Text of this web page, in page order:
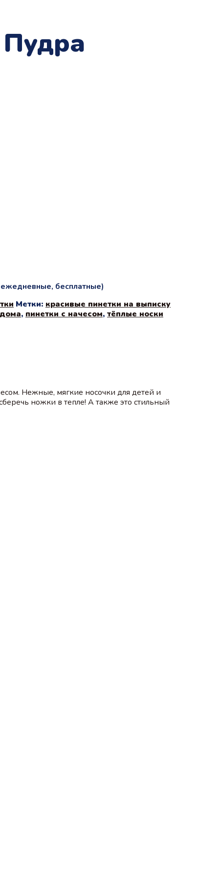
бесплатные)
Метки: красивые пинетки на выписку
, пинетки с начесом, тёплые носки
Нежные, мягкие носочки для детей и
ножки в тепле! А также это стильный